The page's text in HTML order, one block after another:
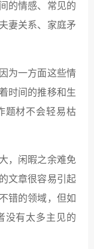
的情感、常见的
妻关系、家庭矛
为一方面这些情
时间的推移和生
题材不会轻易枯
，闲暇之余难免
文章很容易引起
错的领域，但如
没有太多主见的